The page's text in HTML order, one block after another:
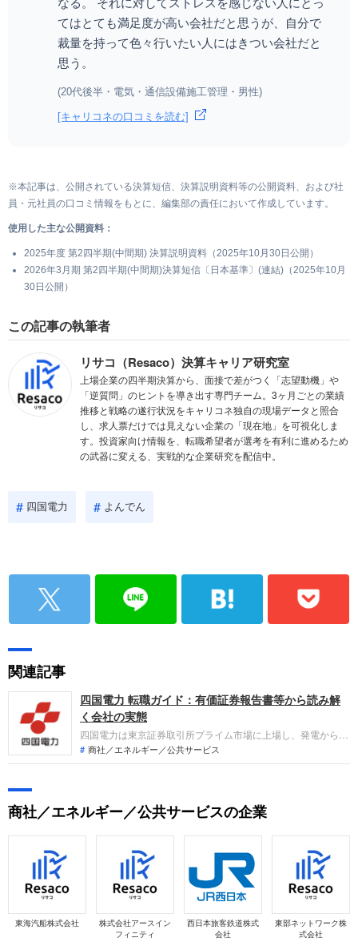
てはとても満足度が高い会社だと思うが、自分で
裁量を持って色々行いたい人にはきつい会社だと
思う。
(20代後半・電気・通信設備施工管理・男性)
[キャリコネの口コミを読む]
※本記事は、公開されている決算短信、決算説明資料等の公開資料、および社
員・元社員の口コミ情報をもとに、編集部の責任において作成しています。
使用した主な公開資料：
2025年度 第2四半期(中間期) 決算説明資料（2025年10月30日公開）
2026年3月期 第2四半期(中間期)決算短信〔日本基準〕(連結)（2025年10月
30日公開）
この記事の執筆者
リサコ（Resaco）決算キャリア研究室
上場企業の四半期決算から、面接で差がつく「志望動機」や
「逆質問」のヒントを導き出す専門チーム。3ヶ月ごとの業績
推移と戦略の遂行状況をキャリコネ独自の現場データと照合
し、求人票だけでは見えない企業の「現在地」を可視化しま
す。投資家向け情報を、転職希望者が選考を有利に進めるため
の武器に変える、実戦的な企業研究を配信中。
四国電力 よんでん
関連記事
四国電力 転職ガイド：有価証券報告書等から読み解
く会社の実態
四国電力は東京証券取引所プライム市場に上場し、発電から販
売までの電気事業を中核に、情報通信や建設・エンジニアリン
グ事業などを展開しています。直近の業績は、燃料費調整額の
組んでいます。
商社／エネルギー／公共サービス
商社／エネルギー／公共サービスの企業
東海汽船株式会社
株式会社アースイン
フィニティ
西日本旅客鉄道株式
会社
東部ネットワーク株
式会社